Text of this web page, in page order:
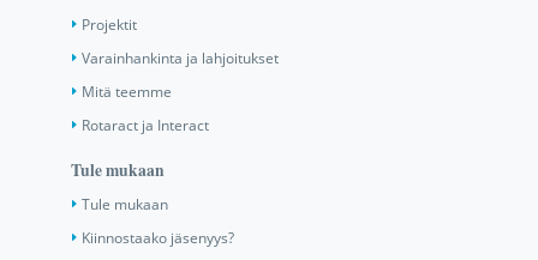
Projektit
Varainhankinta ja lahjoitukset
Mitä teemme
Rotaract ja Interact
Tule mukaan
Tule mukaan
Kiinnostaako jäsenyys?